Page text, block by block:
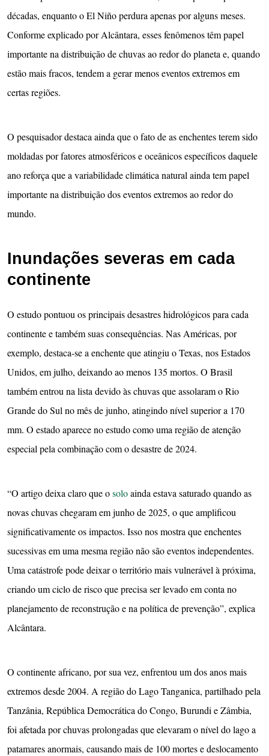
décadas, enquanto o El Niño perdura apenas por alguns meses.
Conforme explicado por Alcântara, esses fenômenos têm papel
importante na distribuição de chuvas ao redor do planeta e, quando
estão mais fracos, tendem a gerar menos eventos extremos em
certas regiões.
O pesquisador destaca ainda que o fato de as enchentes terem sido
moldadas por fatores atmosféricos e oceânicos específicos daquele
ano reforça que a variabilidade climática natural ainda tem papel
importante na distribuição dos eventos extremos ao redor do
mundo.
Inundações severas em cada
continente
O estudo pontuou os principais desastres hidrológicos para cada
continente e também suas consequências. Nas Américas, por
exemplo, destaca-se a enchente que atingiu o Texas, nos Estados
Unidos, em julho, deixando ao menos 135 mortos. O Brasil
também entrou na lista devido às chuvas que assolaram o Rio
Grande do Sul no mês de junho, atingindo nível superior a 170
mm. O estado aparece no estudo como uma região de atenção
especial pela combinação com o desastre de 2024.
“O artigo deixa claro que osoloainda estava saturado quando as
novas chuvas chegaram em junho de 2025, o que amplificou
significativamente os impactos. Isso nos mostra que enchentes
sucessivas em uma mesma região não são eventos independentes.
Uma catástrofe pode deixar o território mais vulnerável à próxima,
criando um ciclo de risco que precisa ser levado em conta no
planejamento de reconstrução e na política de prevenção”, explica
Alcântara.
O continente africano, por sua vez, enfrentou um dos anos mais
extremos desde 2004. A região do Lago Tanganica, partilhado pela
Tanzânia, República Democrática do Congo, Burundi e Zâmbia,
foi afetada por chuvas prolongadas que elevaram o nível do lago a
patamares anormais, causando mais de 100 mortes e deslocamento